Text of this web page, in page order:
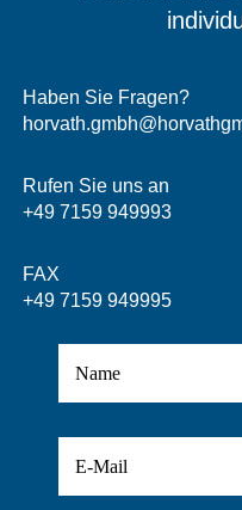
Haben Sie Fragen?
Rufen Sie uns an
+49 7159 949993
FAX
+49 7159 949995